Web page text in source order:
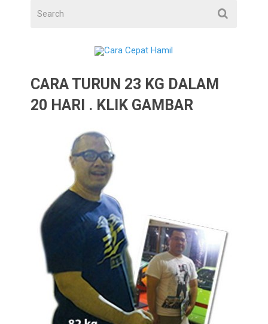
CARA TURUN 23 KG DALAM
20 HARI . KLIK GAMBAR